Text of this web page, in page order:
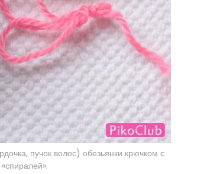
пучок волос) обезьянки крючком с